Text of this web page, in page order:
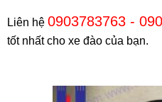
Liên hệ 0903783763 -
tốt nhất cho xe đào của bạn.